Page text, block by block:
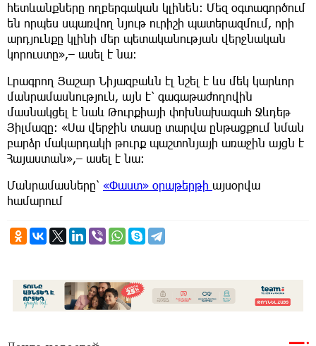
հետևանքները ողբերգական կլինեն։ Մեզ օգտագործում
են որպես սպառվող նյութ ուրիշի պատերազմում, որի
արդյունքը կլինի մեր պետականության վերջնական
կորուստը»,– ասել է նա։
Լրագրող Յաշար Նիյազբաևն էլ նշել է ևս մեկ կարևոր
մանրամասնություն, այն է՝ գագաթաժողովին
մասնակցել է նաև Թուրքիայի փոխնախագահ Ջևդեթ
Յիլմազը: «Սա վերջին տասը տարվա ընթացքում նման
բարձր մակարդակի թուրք պաշտոնյայի առաջին այցն է
Հայաստան»,– ասել է նա։
Մանրամասները՝ «Փաստ» օրաթերթի այսօրվա
համարում